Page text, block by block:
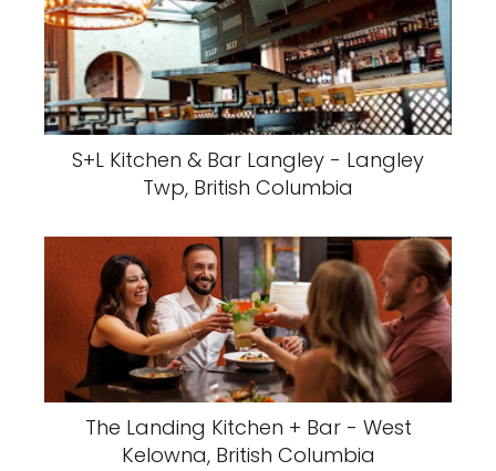
S+L Kitchen & Bar Langley - Langley
Twp, British Columbia
The Landing Kitchen + Bar - West
Kelowna, British Columbia